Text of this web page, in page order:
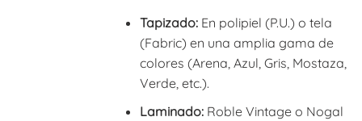
Tapizado: En polipiel (P.U.) o tela
(Fabric) en una amplia gama de
colores (Arena, Azul, Gris, Mostaza,
Verde, etc.).
Laminado: Roble Vintage o Nogal